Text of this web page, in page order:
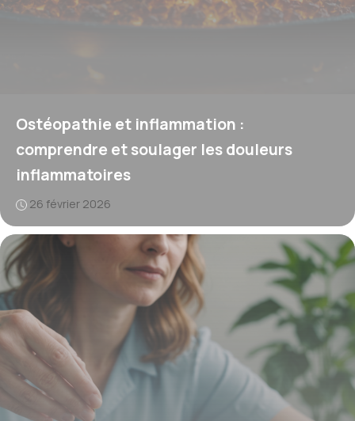
Ostéopathie et inflammation :
comprendre et soulager les douleurs
inflammatoires
26 février 2026